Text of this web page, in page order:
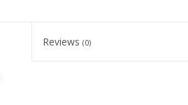
Reviews (0)